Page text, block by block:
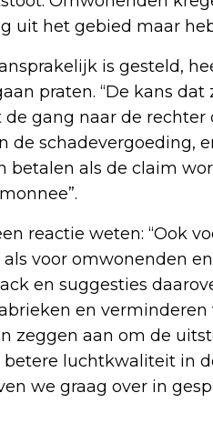
uit het gebied maar
is gesteld,
praten. “De kans
gang naar de
de schadevergoeding,
betalen als de claim
reactie weten: “Ook
als voor omwonenden
en suggesties
en
zeggen aan om de
betere luchtkwaliteit in
we graag over in